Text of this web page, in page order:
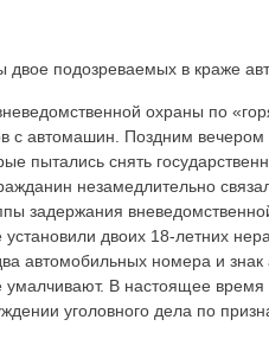
охраны по
с автомашин. Поздним
пытались снять
незамедлительно
задержания
двоих 18-летних
автомобильных номера и
В настоящее время
уголовного дела по